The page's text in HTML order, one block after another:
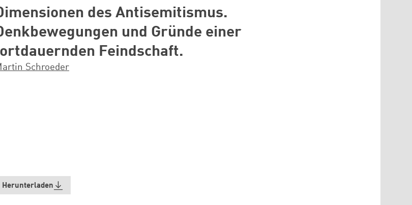
des Antisemitismus.
und Gründe einer
Feindschaft.
Schroeder
Herunterladen